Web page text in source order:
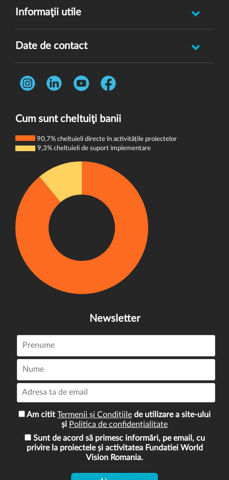
Informaţii utile
Întrebări frecvente
Politica de cookie-uri
Date de contact
Str. Rotasului, Nr. 7, Sector 1, Bucuresti, 012167
Telefon:
0731 444 013
Cum sunt cheltuiţi banii
90,7% cheltuieli directe în activitățile proiectelor
9,3% cheltuieli de suport implementare
Newsletter
Am citit Termenii și Condițiile de utilizare a site-ului
și Politica de confidențialitate
Sunt de acord să primesc informări, pe email, cu
privire la proiectele și activitatea Fundatiei World
Vision Romania.